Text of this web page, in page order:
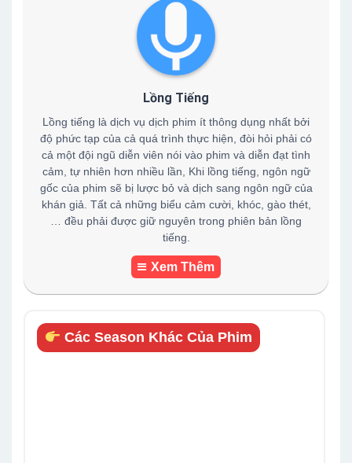
Lồng Tiếng
Lồng tiếng là dịch vụ dịch phim ít thông dụng nhất bởi
độ phức tạp của cả quá trình thực hiện, đòi hỏi phải có
cả một đội ngũ diễn viên nói vào phim và diễn đạt tình
cảm, tự nhiên hơn nhiều lần, Khi lồng tiếng, ngôn ngữ
gốc của phim sẽ bị lược bỏ và dịch sang ngôn ngữ của
khán giả. Tất cả những biểu cảm cười, khóc, gào thét,
… đều phải được giữ nguyên trong phiên bản lồng
tiếng.
Xem Thêm
Các Season Khác Của Phim